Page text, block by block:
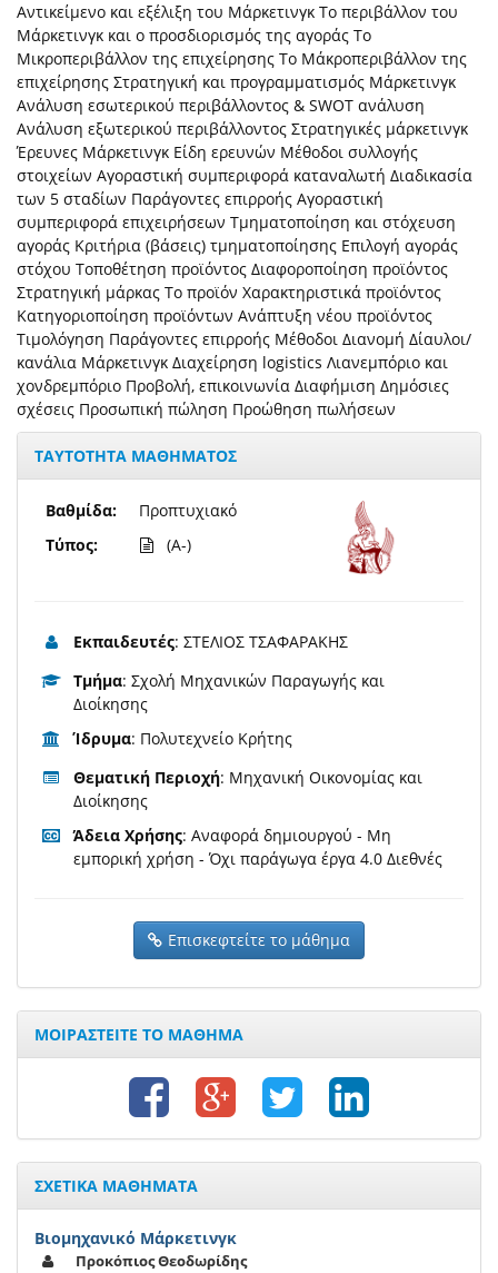
Αντικείμενο και εξέλιξη του Μάρκετινγκ Το περιβάλλον του
Μάρκετινγκ και ο προσδιορισμός της αγοράς Το
Μικροπεριβάλλον της επιχείρησης Το Μάκροπεριβάλλον της
επιχείρησης Στρατηγική και προγραμματισμός Μάρκετινγκ
Ανάλυση εσωτερικού περιβάλλοντος & SWOT ανάλυση
Ανάλυση εξωτερικού περιβάλλοντος Στρατηγικές μάρκετινγκ
Έρευνες Μάρκετινγκ Είδη ερευνών Μέθοδοι συλλογής
στοιχείων Αγοραστική συμπεριφορά καταναλωτή Διαδικασία
των 5 σταδίων Παράγοντες επιρροής Αγοραστική
συμπεριφορά επιχειρήσεων Τμηματοποίηση και στόχευση
αγοράς Κριτήρια (βάσεις) τμηματοποίησης Επιλογή αγοράς
στόχου Τοποθέτηση προϊόντος Διαφοροποίηση προϊόντος
Στρατηγική μάρκας Το προϊόν Χαρακτηριστικά προϊόντος
Κατηγοριοποίηση προϊόντων Ανάπτυξη νέου προϊόντος
Τιμολόγηση Παράγοντες επιρροής Μέθοδοι Διανομή Δίαυλοι/
κανάλια Μάρκετινγκ Διαχείρηση logistics Λιανεμπόριο και
χονδρεμπόριο Προβολή, επικοινωνία Διαφήμιση Δημόσιες
σχέσεις Προσωπική πώληση Προώθηση πωλήσεων
ΤΑΥΤΟΤΗΤΑ ΜΑΘΗΜΑΤΟΣ
Βαθμίδα:
Τύπος:
Προπτυχιακό
(A-)
Εκπαιδευτές: ΣΤΕΛΙΟΣ ΤΣΑΦΑΡΑΚΗΣ
Τμήμα: Σχολή Μηχανικών Παραγωγής και
Διοίκησης
Ίδρυμα: Πολυτεχνείο Κρήτης
Θεματική Περιοχή: Μηχανική Οικονομίας και
Διοίκησης
Άδεια Χρήσης: Αναφορά δημιουργού - Μη
εμπορική χρήση - Όχι παράγωγα έργα 4.0 Διεθνές
Επισκεφτείτε το μάθημα
ΜΟΙΡΑΣΤΕΙΤΕ ΤΟ ΜΑΘΗΜΑ
ΣΧΕΤΙΚΑ ΜΑΘΗΜΑΤΑ
Βιομηχανικό Μάρκετινγκ
Προκόπιος Θεοδωρίδης